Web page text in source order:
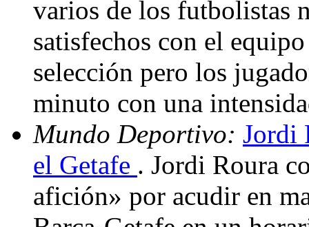
varios de los futbolistas
satisfechos con el
selección pero los
minuto con una
Mundo Deportivo: Jordi
el Getafe . Jordi Roura
afición» por acudir en